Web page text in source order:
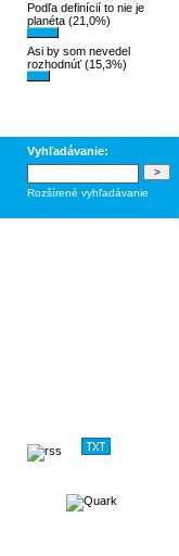
Podľa definícií to nie je
planéta (21,0%)
Asi by som nevedel
rozhodnúť (15,3%)
Vyhľadávanie:
Rozšírené vyhľadávanie